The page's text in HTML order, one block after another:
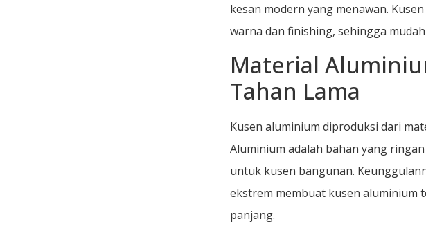
kesan modern yang menawan.
warna dan finishing, sehingga
Material
Tahan Lama
Kusen aluminium diproduksi dari
Aluminium adalah bahan yang
untuk kusen bangunan.
ekstrem membuat kusen aluminium
panjang.